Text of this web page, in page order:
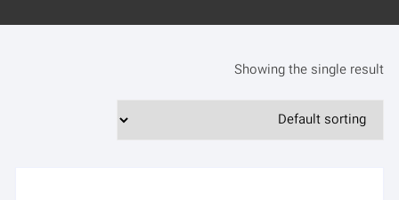
Showing the single result